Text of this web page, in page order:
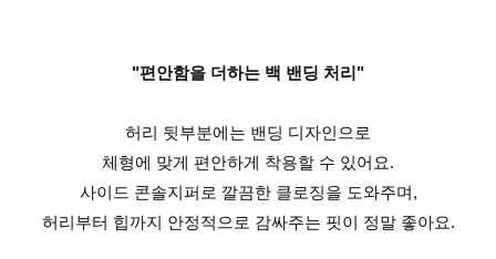
"편안함을 더하는 백 밴딩 처리"
허리 뒷부분에는 밴딩 디자인으로
체형에 맞게 편안하게 착용할 수 있어요.
사이드 콘솔지퍼로 깔끔한 클로징을 도와주며,
허리부터 힙까지 안정적으로 감싸주는 핏이 정말 좋아요.